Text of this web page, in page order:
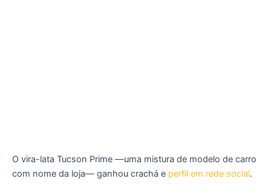
O vira-lata Tucson Prime —uma mistura de modelo de carro
com nome da loja— ganhou crachá e perfil em rede social.